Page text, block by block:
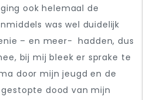
ook helemaal de
was wel duidelijk
– en meer- hadden, dus
bij mij bleek er sprake te
door mijn jeugd en de
dood van mijn